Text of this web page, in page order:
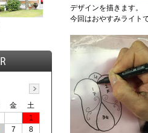
デザインを描きます。
今回はおやすみライト
金
土
1
7
8